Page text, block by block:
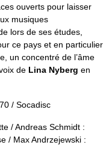
ouverts pour laisser
musiques
lors de ses études,
ce pays et en particulier
un concentré de l’âme
de Lina Nyberg en
/ Socadisc
/ Andreas Schmidt :
/ Max Andrzejewski :